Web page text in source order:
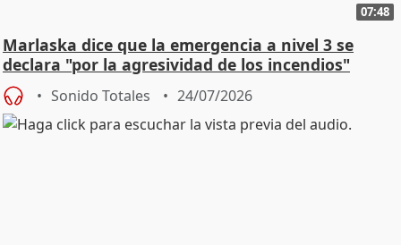
07:48
Marlaska dice que la emergencia a nivel 3 se
declara "por la agresividad de los incendios"
Sonido Totales 24/07/2026